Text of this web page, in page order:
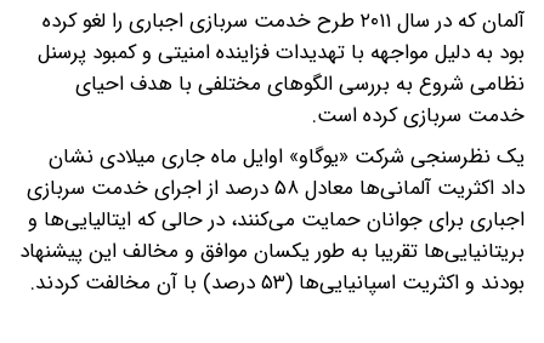
آلمان که در سال ۲۰۱۱ طرح خدمت سربازی اجباری را لغو کرده
بود به دلیل مواجهه با تهدیدات فزاینده امنیتی و کمبود پرسنل
نظامی شروع به بررسی الگوهای مختلفی با هدف احیای
خدمت سربازی کرده است.
یک نظرسنجی شرکت «یوگاو» اوایل ماه جاری میلادی نشان
داد اکثریت آلمانی‌ها معادل ۵۸ درصد از اجرای خدمت سربازی
اجباری برای جوانان حمایت می‌کنند، در حالی که ایتالیایی‌ها و
بریتانیایی‌ها تقریبا به طور یکسان موافق و مخالف این پیشنهاد
بودند و اکثریت اسپانیایی‌ها (۵۳ درصد)‌ با آن مخالفت کردند.